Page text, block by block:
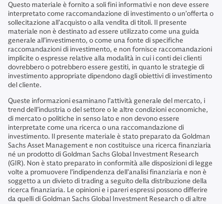
Questo materiale è fornito a soli fini informativi e non deve essere
interpretato come raccomandazione di investimento o un’offerta o
sollecitazione all’acquisto o alla vendita di titoli. Il presente
materiale non è destinato ad essere utilizzato come una guida
generale all’investimento, o come una fonte di specifiche
raccomandazioni di investimento, e non fornisce raccomandazioni
implicite o espresse relative alla modalità in cui i conti dei clienti
dovrebbero o potrebbero essere gestiti, in quanto le strategie di
investimento appropriate dipendono dagli obiettivi di investimento
del cliente.
Queste informazioni esaminano l’attività generale del mercato, i
trend dell’industria o del settore o le altre condizioni economiche,
di mercato o politiche in senso lato e non devono essere
interpretate come una ricerca o una raccomandazione di
investimento. Il presente materiale è stato preparato da Goldman
Sachs Asset Management e non costituisce una ricerca finanziaria
né un prodotto di Goldman Sachs Global Investment Research
(GIR). Non è stato preparato in conformità alle disposizioni di legge
volte a promuovere l’indipendenza dell’analisi finanziaria e non è
soggetto a un divieto di trading a seguito della distribuzione della
ricerca finanziaria. Le opinioni e i pareri espressi possono differire
da quelli di Goldman Sachs Global Investment Research o di altre